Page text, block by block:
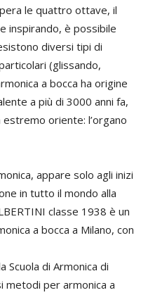
le quattro ottave, il
inspirando, è possibile
diversi tipi di
(glissando,
a bocca ha origine
a più di 3000 anni fa,
estremo oriente: l’organo
appare solo agli inizi
in tutto il mondo alla
classe 1938 è un
a bocca a Milano, con
di Armonica di
metodi per armonica a